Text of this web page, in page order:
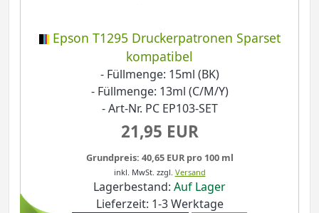
Epson T1295 Druckerpatronen Sparset
kompatibel
- Füllmenge: 15ml (BK)
- Füllmenge: 13ml (C/M/Y)
- Art-Nr. PC EP103-SET
21,95 EUR
Grundpreis: 40,65 EUR pro 100 ml
inkl. MwSt. zzgl. Versand
Lagerbestand: Auf Lager
Lieferzeit: 1-3 Werktage